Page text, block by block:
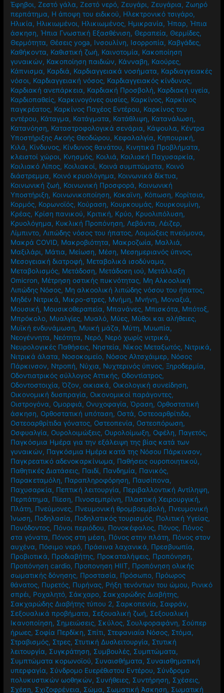
Έφηβοι,Ζεστό γάλα,Ζεστό νερό,Ζευγάρι,Ζευγάρια,Ζωηρό
περπάτημα, Η άποψη του ειδικού, Ηλεκτρονικό τσιγάρο,
Ηλικία, Ηλικιωμένοι, Ηλικιωμένος, Ημικρανία, Ήπαρ, Ήπια
άσκηση, Ήπια Γνωστική Εξασθένιση, Θεραπεία, Θερμίδες,
Θερμότητα, Θέσεις yoga, Ινσουλίνη, Ισορροπία, Καβγάδες,
Καθήκοντα, Καθιστική ζωή, Καινοτομία, Κακοποίηση
γυναικών, Κακοποίηση παιδιών, Κάνναβη, Καούρες,
Κάπνισμα, Καρδιά, Καρδιαγγειακά νοσήματα, Καρδιαγγειακές
νόσοι, Καρδιαγγειακή νόσος, Καρδιαγγειακός κίνδυνος,
Καρδιακή ανεπάρκεια, Καρδιακή Προσβολή, Καρδιακή υγεία,
Καρδιοπαθείς, Καρκινογόνες ουσίες, Καρκίνος, Καρκίνος
παγκρέατος, Καρκίνος Παχέος Εντέρου, Καρκίνος του
εντέρου, Κάταγμα, Κατάγματα, Κατάθλιψη, Κατανάλωση,
Κατανόηση, Καταστροφολογικά σενάρια, Κάψουλα, Κέντρα
Υποστήριξης Ακοής Θεοδώρου, Κεφαλαλγία, Κηπουρική,
Κιλά, Κίνδυνος, Κίνδυνος θανάτου, Κινητικά Προβλήματα,
κλειστοί χώροι, Κνησμός, Κοιλιά, Κοιλιακή Παχυσαρκία,
Κοιλιακό Λίπος, Κοιλιακοί, Κοινά συμπτώματα, Κοινό
διάστρεμμα, Κοινό κρυολόγημα, Κοινωνικά δίκτυα,
Κοινωνική ζωή, Κοινωνική Προσφορά, Κοινωνική
Υποστήριξη, Κοινωνικοποίηση, Κοκαϊνη, Κόπωση, Κορίτσια,
Κορμός, Κορωνοϊός, Κούραση, Κουρκουμάς, Κουρκουμίνη,
Κρέας, Κρίση πανικού, Κριτική, Κρύο, Κρυολιπόλυση,
Κρυολόγημα, Κυκλική Προπόνηση, Λεβάντα, Λέιζερ,
Λίμπιντο, Λιπώδης νόσος του ήπατος, Λοιμώξεις πνεύμονα,
Μακρά COVID, Μακροβιότητα, Μακροζωία, Μαλλιά,
Μαξιλάρι, Μάτια, Μείωση, Μέση, Μεσημεριανός ύπνος,
Μεσογειακή διατροφή, Μεταβολικά ισοδύναμα,
Μεταβολισμός, Μετάδοση, Μετάδοση ιού, Μετάλλαξη
Omicron, Μέτρηση οστικής πυκνότητας, Μη Αλκοολική
Λιπώδης Νόσος, Μη αλκοολική λιπώδης νόσου του ήπατος,
Μηδέν Νιτρικά, Μικρο-στρες, Μνήμη, Μνήνη, Μοναξιά,
Μουσική, Μουσικοθεραπεία, Μπανάνες, Μπισκότα, Μπότοξ,
Μπρόκολο, Μυαλγίες, Μυαλό, Μύες, Μύθοι και αλήθειες,
Μυϊκή ενδυνάμωση, Μυική μάζα, Μύτη, Μυωπία,
Νεογέννητα, Νεότητα, Νερό, Νερό χωρίς νιτρικά,
Νευρολογικές Παθήσεις, Νηστεία, Νίκος Μεταξωτός, Νιτρικά,
Νιτρικά άλατα, Νοσοκομείο, Νόσος Αλτσχάιμερ, Νόσος
Πάρκινσον, Ντροπή, Νύχια, Νυχτερινός ύπνος,Ξηροδερμία,
Οδοντιατρικός σύλλογος Αττικής, Οδοντίατρος,
Οδοντοστοιχία,Όζον,οικιακά, Οικολογική συνείδηση,
Οικονομική δυσπραγία, Οικονομικοί παράγοντες,
Οιστρογόνα, Ομορφιά, Ονυχοφαγία,Όραση, Ορθοστατική
άσκηση, Ορθοστατική υπόταση, Οστά, Οστεοαρθρίτιδα,
Οστεοαρθρίτιδα γόνατος, Οστεοπενία, Οστεοπόρωση,
Οσφυαλγία, Ουρολοιμώξεις, Ουρολοίμωξη, Οφέλη, Παγετός,
Παγκόσμια Ημέρα για την εξάλειψη της βίας κατά των
γυναικών, Παγκόσμια Ημέρα κατά της Νόσου Πάρκινσον,
Παγκρεατικό αδενοκαρκίνωμα, Παθήσεις ουροποιητικού,
Παθητικές Διατάσεις, Παιδί, Πανδημία, Πανικός,
Παρακεταμόλη, Παραπληροφόρηση, Παυσίπονα,
Παχυσαρκία, Πεπτική λειτουργία, Περιβαλλοντική Αντίληψη,
Περπάτημα, Πίεση, Πινοσεμπρίνη, Πλαστική Χειρουργική,
Πλάτη, Πνεύμονες, Πνευμονική θρομβοεμβολή, Πνευμονική
Ίνωση, Ποδηλασία, Ποδηλατικός τουρισμός, Πολιτική Υγείας,
Πονόδοντος, Πόνοι περιόδου, Πονοκέφαλος, Πόνος, Πόνος
στα γόνατα, Πόνος στη μέση, Πόνος στην πλάτη, Πόνος στον
αυχένα, Πόσιμο νερό, Πράσινα λαχανικά, Πρεσβυωπία,
Προβιοτικά, Προδιαβήτης, Προκαταλήψεις, Προπόνηση,
Προπόνηση cardio, Προπονηση HIIT, Προπόνηση ολικής
σωματικής δόνησης, Προστασία, Πρόσωπο, Πρόωρος
θάνατος, Πυρετός, Πυρήνας, Ρήξη τενόντων του ώμου, Ρινικό
σπρέι, Ροχαλητό, Σάκχαρο, Σακχαρώδης Διαβήτης,
Σακχαρώδης Διαβήτης τύπου 2, Σαρκοπενία, Σαφράν,
Σεξουαλικά προβήματα, Σεξουαλική ζωή, Σεξουαλική
Ικανοποίηση, Σημειώσεις, Σκύλος, Σουλφοραφάνη, Σούπερ
ήρωες, Σοφία Περδίκη, Σπίτι, Στεφανιαία Νόσος, Στόμα,
Στραβισμός, Στρες, Στυτική Δυσλειτουργία, Στυτική
λειτουργία, Συγκράτηση, Συμβουλές, Συμπτώματα,
Συμπτώματα κορωνοϊού, Συναισθήματα, Συναισθηματική
υπερφαγία, Σύνδρομο Ευερέθιστου Εντέρου, Σύνδρομο
πολυκυστικών ωοθηκών, Συνήθειες, Συντήρηση, Σχέσεις,
Σχέση, Σχιζοφρένεια, Σώμα, Σωματική Άσκηση, Σωματική